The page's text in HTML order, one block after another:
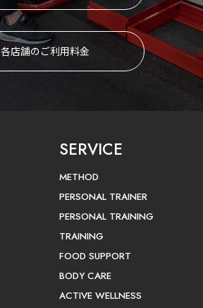
各店舗のご利用料金
SERVICE
METHOD
PERSONAL TRAINER
PERSONAL TRAINING
TRAINING
FOOD SUPPORT
BODY CARE
ACTIVE WELLNESS